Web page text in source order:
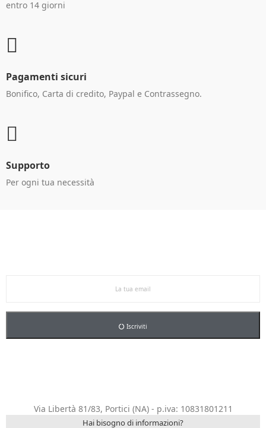
entro 14 giorni
Pagamenti sicuri
Bonifico, Carta di credito, Paypal e Contrassegno.
Supporto
Per ogni tua necessità
Iscriviti
Via Libertà 81/83, Portici (NA) - p.iva: 10831801211
Hai bisogno di informazioni?